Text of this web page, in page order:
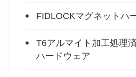
FIDLOCKマグネットハ
T6アルマイト加工処理
ハードウェア